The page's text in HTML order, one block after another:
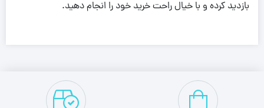
بازدید کرده و با خیال راحت خرید خود را انجام دهید.